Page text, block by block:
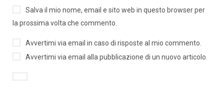
Salva il mio nome, email e sito web in questo browser per
la prossima volta che commento.
Avvertimi via email in caso di risposte al mio commento.
Avvertimi via email alla pubblicazione di un nuovo articolo.